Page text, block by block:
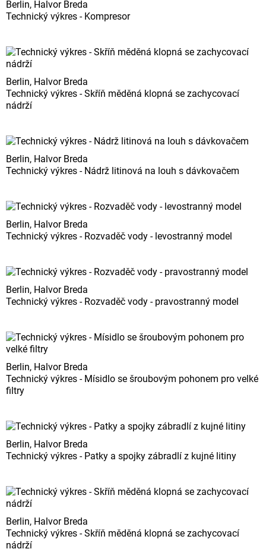
Berlin, Halvor Breda
Technický výkres - Kompresor
Berlin, Halvor Breda
Technický výkres - Skříň měděná klopná se zachycovací
nádrží
Berlin, Halvor Breda
Technický výkres - Nádrž litinová na louh s dávkovačem
Berlin, Halvor Breda
Technický výkres - Rozvaděč vody - levostranný model
Berlin, Halvor Breda
Technický výkres - Rozvaděč vody - pravostranný model
Berlin, Halvor Breda
Technický výkres - Mísidlo se šroubovým pohonem pro velké
filtry
Berlin, Halvor Breda
Technický výkres - Patky a spojky zábradlí z kujné litiny
Berlin, Halvor Breda
Technický výkres - Skříň měděná klopná se zachycovací
nádrží